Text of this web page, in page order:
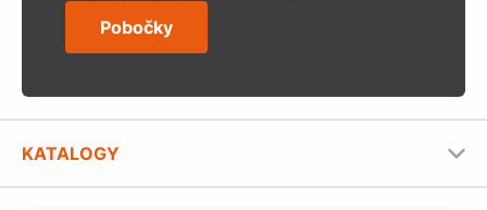
Pobočky
KATALOGY